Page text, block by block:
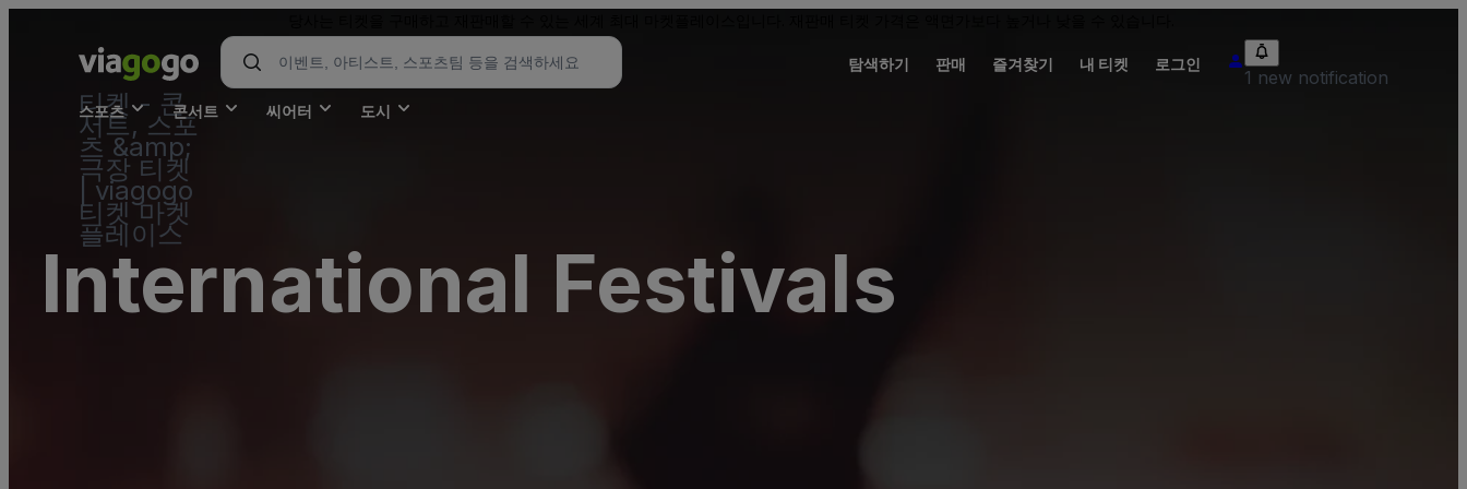
티켓 - 콘
서트, 스포
츠 &amp;
극장 티켓
| viagogo
티켓 마켓
플레이스
탐색하기 판매 즐겨찾기 내 티켓 로그인
1 new notification
스포츠 콘서트 씨어터 도시
International Festivals